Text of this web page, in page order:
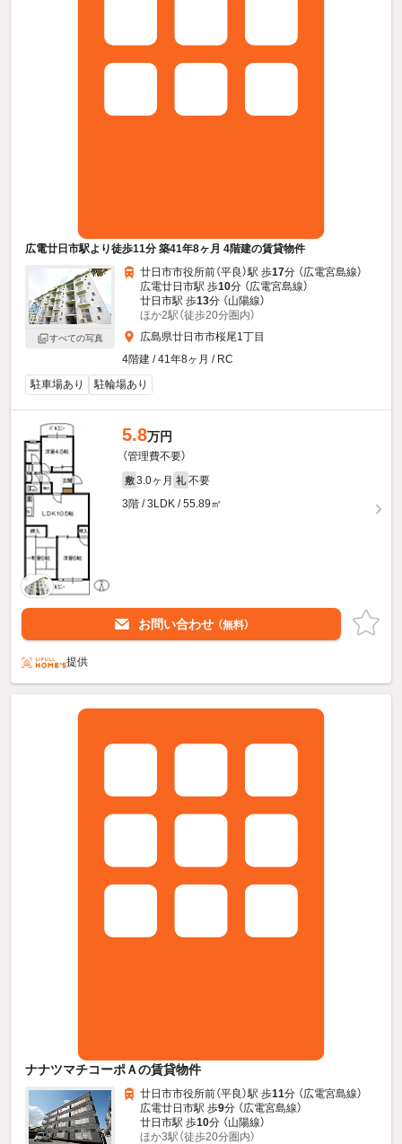
広電廿日市駅より徒歩11分 築41年8ヶ月 4階建の賃貸物件
すべての写真
廿日市市役所前（平良）駅 歩17分 （広電宮島線）
広電廿日市駅 歩10分 （広電宮島線）
廿日市駅 歩13分 （山陽線）
ほか2駅（徒歩20分圏内）
広島県廿日市市桜尾1丁目
4階建 / 41年8ヶ月 / RC
駐車場あり
駐輪場あり
5.8万円
（管理費不要）
敷 3.0ヶ月 礼 不要
3階 / 3LDK / 55.89㎡
お問い合わせ （無料）
提供
ナナツマチコーポＡの賃貸物件
廿日市市役所前（平良）駅 歩11分 （広電宮島線）
広電廿日市駅 歩9分 （広電宮島線）
廿日市駅 歩10分 （山陽線）
ほか3駅（徒歩20分圏内）